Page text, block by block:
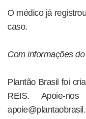
O médico já
caso.
Com informações
Plantão Brasil foi
REIS. Apoie-